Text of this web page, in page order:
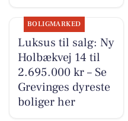
BOLIGMARKED
Luksus til salg: Ny
Holbækvej 14 til
2.695.000 kr – Se
Grevinges dyreste
boliger her